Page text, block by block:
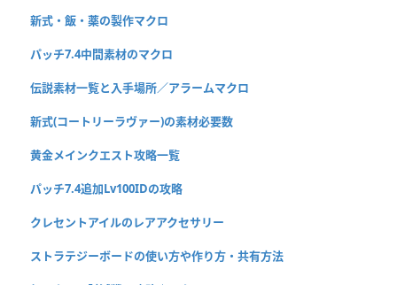
新式・飯・薬の製作マクロ
パッチ7.4中間素材のマクロ
伝説素材一覧と入手場所／アラームマクロ
新式(コートリーラヴァー)の素材必要数
黄金メインクエスト攻略一覧
パッチ7.4追加Lv100IDの攻略
クレセントアイルのレアアクセサリー
ストラテジーボードの使い方や作り方・共有方法